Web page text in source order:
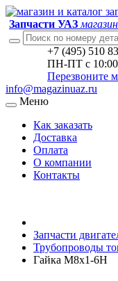
Запчасти УАЗ
+7 (495) 510
ПН-ПТ с 10:00
Перезвоните
info@magazinuaz.ru
Меню
Как заказать
Доставка
Оплата
О компании
Контакты
Запчасти
Трубопроводы
Гайка М8х1-6H